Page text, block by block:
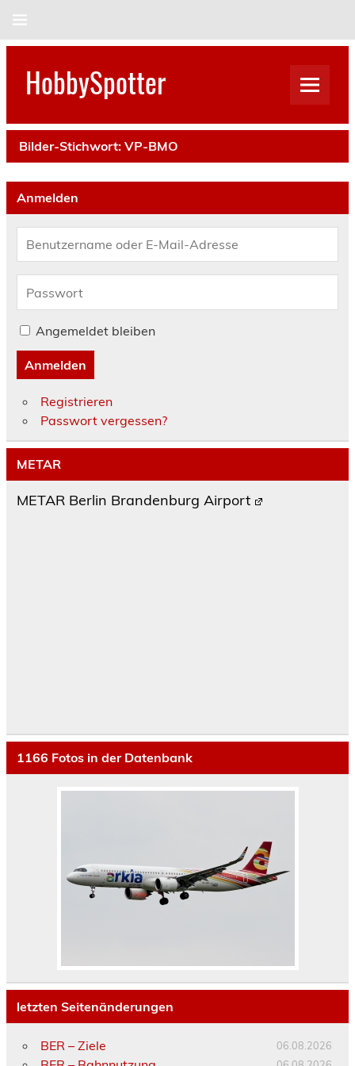
HobbySpotter
Bilder-Stichwort: VP-BMO
Anmelden
Angemeldet bleiben
Anmelden
Registrieren
Passwort vergessen?
METAR
METAR Berlin Brandenburg Airport
1166 Fotos in der Datenbank
letzten Seitenänderungen
BER – Ziele 06.08.2026